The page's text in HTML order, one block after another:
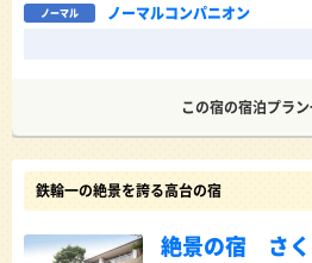
ノーマル
ノーマルコンパニオン
この宿の宿泊プラ
鉄輪一の絶景を誇る高台の宿
絶景の宿 さ